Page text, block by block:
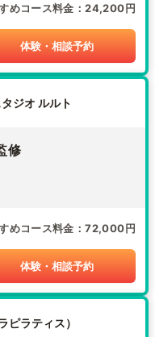
めコース料金 24,200円
体験・相談予約
ジオ ルルト
修
めコース料金 72,000円
体験・相談予約
ラティス）